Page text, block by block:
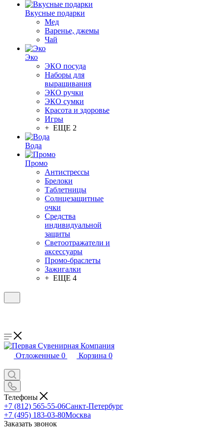
Вкусные подарки
Мед
Варенье, джемы
Чай
Эко
ЭКО посуда
Наборы для
выращивания
ЭКО ручки
ЭКО сумки
Красота и здоровье
Игры
+ ЕЩЕ 2
Вода
Промо
Антистрессы
Брелоки
Таблетницы
Солнцезащитные
очки
Средства
индивидуальной
защиты
Светоотражатели и
аксессуары
Промо-браслеты
Зажигалки
+ ЕЩЕ 4
Отложенные 0 Корзина 0
Телефоны
+7 (812) 565-55-06Санкт-Петербург
+7 (495) 183-03-80Москва
Заказать звонок